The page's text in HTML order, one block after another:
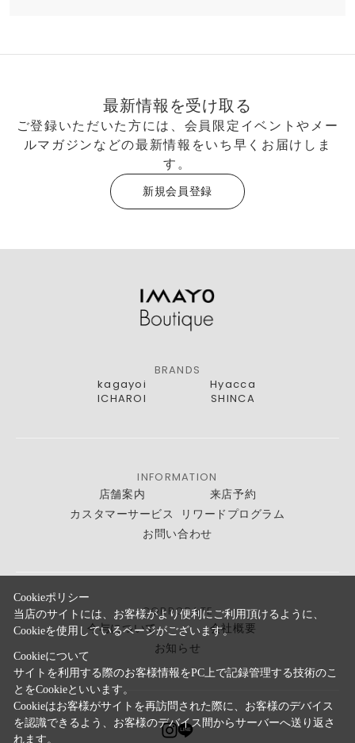
最新情報を受け取る
ご登録いただいた方には、会員限定イベントやメー
ルマガジンなどの最新情報をいち早くお届けしま
す。
新規会員登録
BRANDS
kagayoi
Hyacca
ICHAROI
SHINCA
INFORMATION
店舗案内
来店予約
カスタマーサービス
リワードプログラム
お問い合わせ
CORPORATE
今与について
会社概要
お知らせ
Cookieポリシー
当店のサイトには、お客様がより便利にご利用頂けるように、
Cookieを使用しているページがございます。
Cookieについて
サイトを利用する際のお客様情報をPC上で記録管理する技術のこ
とをCookieといいます。
Cookieはお客様がサイトを再訪問された際に、お客様のデバイス
を認識できるよう、お客様のデバイス間からサーバーへ送り返さ
れます。